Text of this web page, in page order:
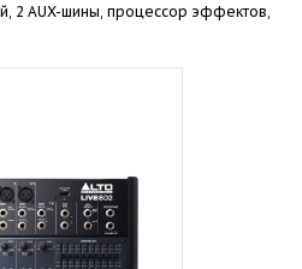
2 AUX-шины, процессор эффектов,